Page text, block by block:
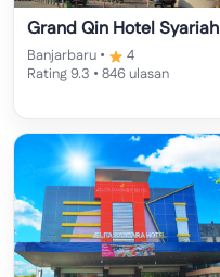
Grand Qin Hotel Syariah
Banjarbaru •
4
Rating 9.3 • 846 ulasan